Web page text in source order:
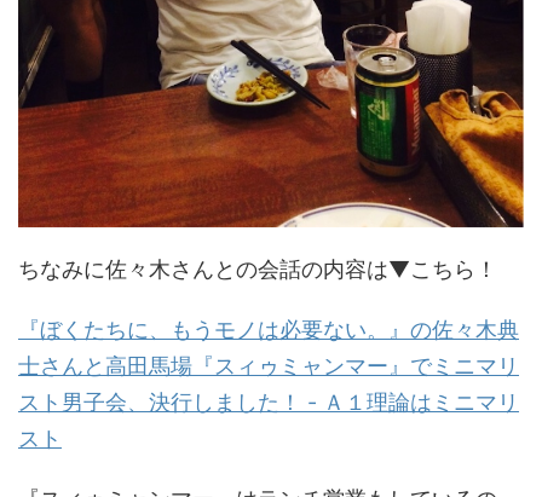
ちなみに佐々木さんとの会話の内容は▼こちら！
『ぼくたちに、もうモノは必要ない。』の佐々木典
士さんと高田馬場『スィゥミャンマー』でミニマリ
スト男子会、決行しました！ - Ａ１理論はミニマリ
スト